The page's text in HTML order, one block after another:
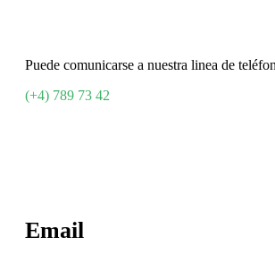
Puede comunicarse a nuestra linea de
(+4) 789 73 42
Email